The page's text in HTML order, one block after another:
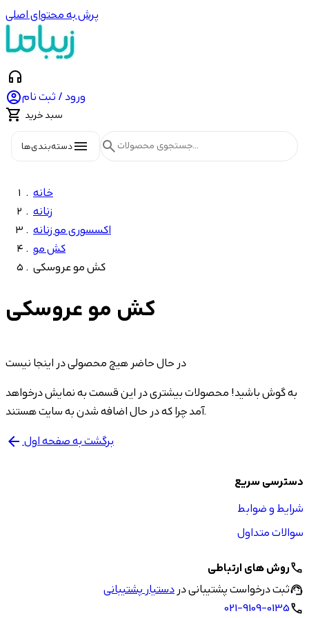
پرش به محتوای اصلی
headphones
ورود / ثبت نام
 سبد خرید
menuدسته‌بندی‌ها search
خانه
زنانه
اکسسوری مو زنانه
کش مو
کش مو عروسکی
کش مو عروسکی
در حال حاضر هیچ محصولی در اینجا نیست
به گوش باشید! محصولات بیشتری در این قسمت به نمایش درخواهد
آمد چرا که در حال اضافه شدن به سایت هستند.
arrow_back برگشت به صفحه اول
دسترسی سریع
شرایط و ضوابط
سوالات متداول
callروش های ارتباطی
support_agentثبت درخواست پشتیبانی دردستیار پشتیبانی
call
021-9109-0135